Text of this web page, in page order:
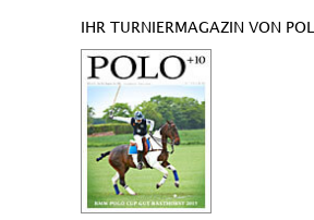
IHR TURNIERMAGAZIN VON